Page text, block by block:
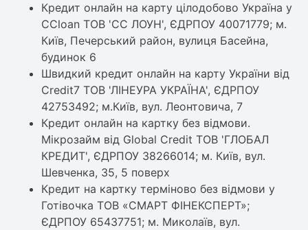
Кредит онлайн на карту цілодобово Україна у
CCloan ТОВ 'СС ЛОУН', ЄДРПОУ 40071779; м.
Київ, Печерський район, вулиця Басейна,
будинок 6
Швидкий кредит онлайн на карту України від
Credit7 ТОВ 'ЛІНЕУРА УКРАЇНА', ЄДРПОУ
42753492; м.Київ, вул. Леонтовича, 7
Кредит онлайн на картку без відмови.
Мікрозайм від Global Credit ТОВ 'ГЛОБАЛ
КРЕДИТ', ЄДРПОУ 38266014; м. Київ, вул.
Шевченка, 35, 5 поверх
Кредит на картку терміново без відмови у
Готiвочка ТОВ «СМАРТ ФІНЕКСПЕРТ»;
ЄДРПОУ 65437751; м. Миколаїв, вул.